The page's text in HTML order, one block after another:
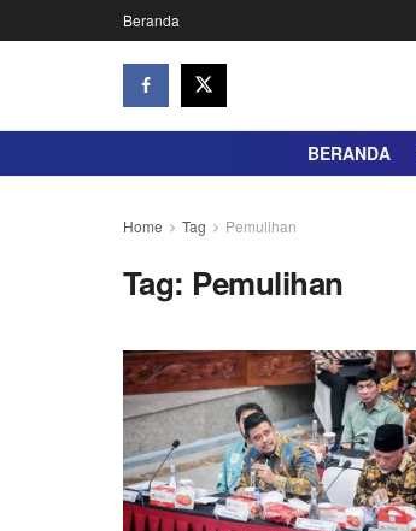
Beranda
BERANDA
Home Tag Pemulihan
Tag: Pemulihan